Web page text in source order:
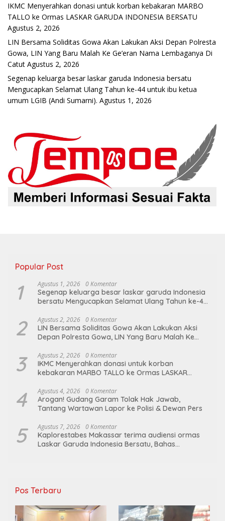
IKMC Menyerahkan donasi untuk korban kebakaran MARBO
TALLO ke Ormas LASKAR GARUDA INDONESIA BERSATU
Agustus 2, 2026
LIN Bersama Soliditas Gowa Akan Lakukan Aksi Depan Polresta
Gowa, LIN Yang Baru Malah Ke Ge’eran Nama Lembaganya Di
Catut Agustus 2, 2026
Segenap keluarga besar laskar garuda Indonesia bersatu
Mengucapkan Selamat Ulang Tahun ke-44 untuk ibu ketua
umum LGIB (Andi Sumarni). Agustus 1, 2026
Popular Post
1 Agustus 1, 2026 0 Komentar
Segenap keluarga besar laskar garuda Indonesia
bersatu Mengucapkan Selamat Ulang Tahun ke-44
2 Agustus 2, 2026 0 Komentar
LIN Bersama Soliditas Gowa Akan Lakukan Aksi
Depan Polresta Gowa, LIN Yang Baru Malah Ke
3 Agustus 2, 2026 0 Komentar
IKMC Menyerahkan donasi untuk korban
kebakaran MARBO TALLO ke Ormas LASKAR
4 Agustus 4, 2026 0 Komentar
Arogan! Gudang Garam Tolak Hak Jawab,
Tantang Wartawan Lapor ke Polisi & Dewan Pers
5 Agustus 7, 2026 0 Komentar
Kaplorestabes Makassar terima audiensi ormas
Laskar Garuda Indonesia Bersatu, Bahas
Pos Terbaru